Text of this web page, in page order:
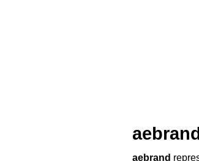
aebrand